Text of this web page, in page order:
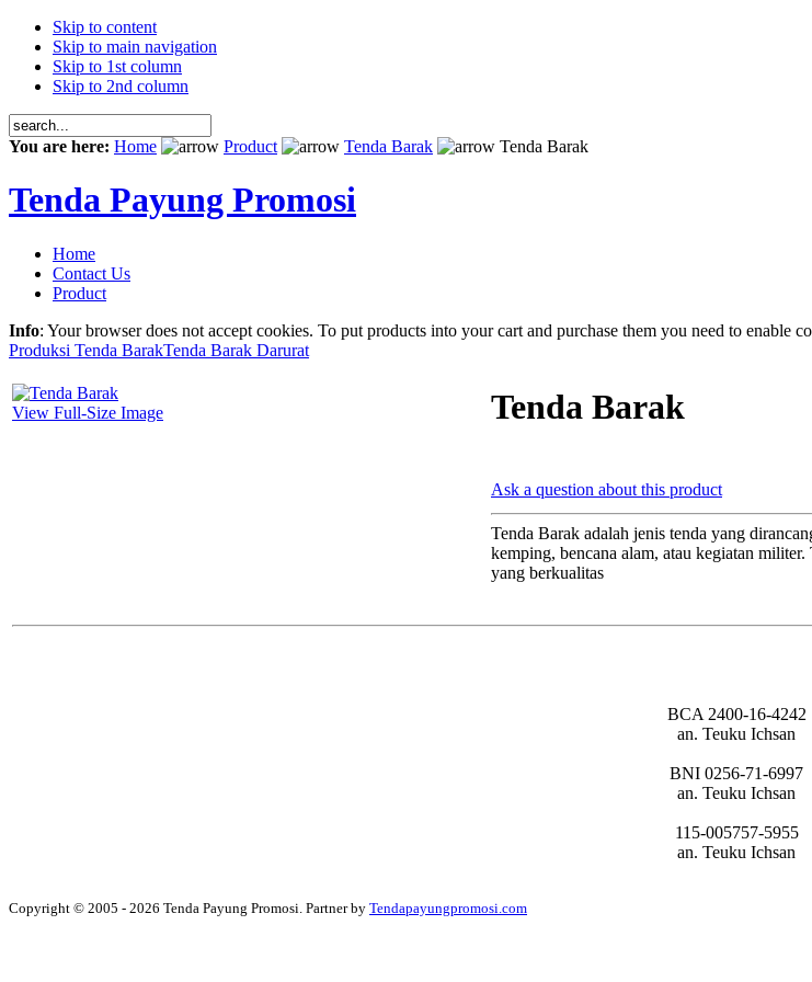
Skip to content
Skip to main navigation
Skip to 1st column
Skip to 2nd column
You are here: Home Product Tenda Barak Tenda Barak
Tenda Payung Promosi
Home
Contact Us
Product
Info: Your browser does not accept cookies. To put products into your cart and purchase them you need to enable
Produksi Tenda BarakTenda Barak Darurat
View Full-Size Image Tenda Barak
Ask a question about this product
Tenda Barak adalah jenis tenda yang
kemping, bencana alam, atau kegiatan
yang berkualitas
BCA 2400-16-4242
an. Teuku Ichsan
BNI 0256-71-6997
an. Teuku Ichsan
115-005757-5955
an. Teuku Ichsan
Copyright © 2005 - 2026 Tenda Payung Promosi. Partner by Tendapayungpromosi.com